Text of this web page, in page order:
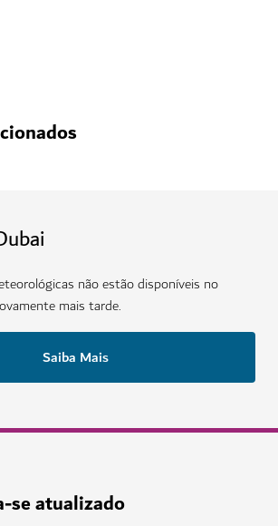
não estão disponíveis no
mais tarde.
Saiba Mais
se atualizado